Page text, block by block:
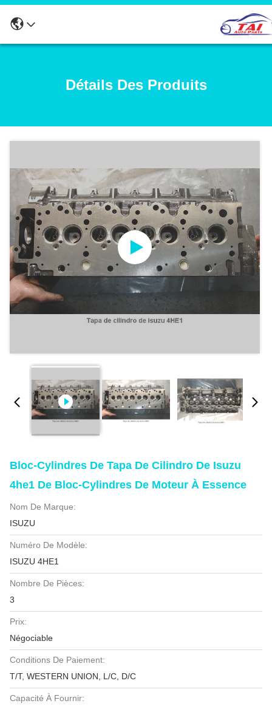
Détails Des Produits
Bloc-Cylindres De Tapa De Cilindro De Isuzu
4he1 De Bloc-Cylindres De Moteur À Essence
Nom De Marque:
ISUZU
Numéro De Modèle:
ISUZU 4HE1
Nombre De Pièces:
3
Prix:
Négociable
Conditions De Paiement:
T/T, WESTERN UNION, L/C, D/C
Capacité À Fournir: